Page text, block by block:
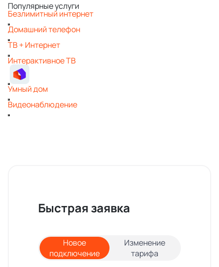
Популярные услуги
Безлимитный интернет
Домашний телефон
ТВ + Интернет
Интерактивное ТВ
Умный дом
Видеонаблюдение
Быстрая заявка
Новое
подключение
Изменение
тарифа